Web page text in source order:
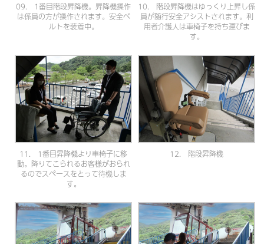
09. 1番目階段昇降機。昇降機操作
は係員の方が操作されます。安全ベ
ルトを装着中。
10. 階段昇降機はゆっくり上昇し係
員が随行安全アシストされます。利
用者介護人は車椅子を持ち運びま
す。
11. 1番目昇降機より車椅子に移
動。降りてこられるお客様がおられ
るのでスペースをとって待機しま
す。
12. 階段昇降機